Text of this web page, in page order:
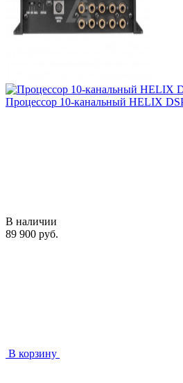
Процессор 10-канальный HELIX
В наличии
89 900 руб.
В корзину